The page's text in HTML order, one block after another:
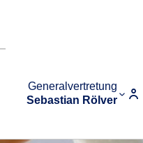
Generalvertretung
Sebastian Rölver